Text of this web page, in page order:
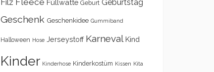
Filz Fleece Füllwatte Geburt Geburtstag
Geschenk Geschenkidee Gummiband
Halloween Hose Jerseystoff Karneval Kind
Kinder Kinderhose Kinderkostüm Kissen Kita